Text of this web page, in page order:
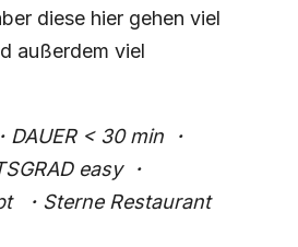
diese hier gehen viel
außerdem viel
・ DAUER < 30 min
・
easy ・
・ Sterne Restaurant